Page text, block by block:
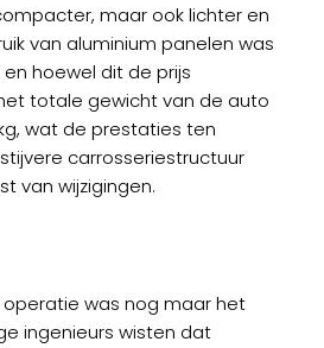
maar ook lichter en
van aluminium panelen was
hoewel dit de prijs
totale gewicht van de auto
wat de prestaties ten
carrosseriestructuur
van wijzigingen.
was nog maar het
ingenieurs wisten dat